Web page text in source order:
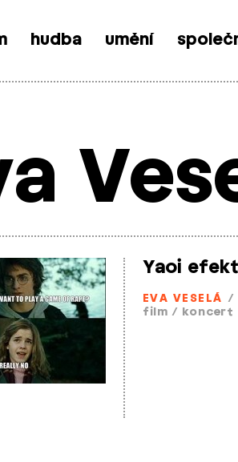
hudba umění
Yaoi efekt
EVA VESELÁ /
film / koncert